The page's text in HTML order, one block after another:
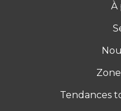
À
Tendances